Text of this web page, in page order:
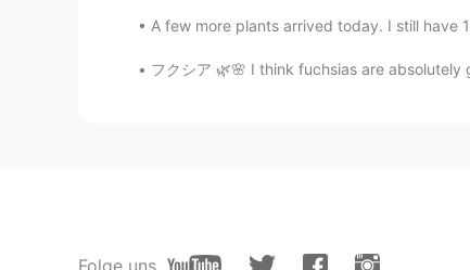
答えはもちろん日本に住んでいま
A few more plants arrived today. I still have
フクシア 🌿🌸 I think fuchsias are
Folge uns